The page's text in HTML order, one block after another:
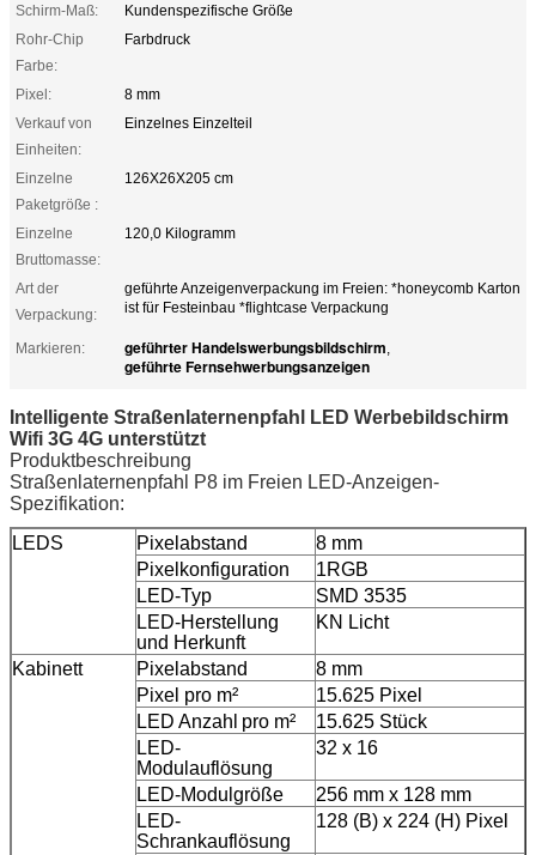
Schirm-Maß:
Kundenspezifische Größe
Rohr-Chip
Farbe:
Farbdruck
Pixel:
8 mm
Verkauf von
Einheiten:
Einzelnes Einzelteil
Einzelne
Paketgröße :
126X26X205 cm
Einzelne
Bruttomasse:
120,0 Kilogramm
Art der
Verpackung:
geführte Anzeigenverpackung im Freien: *honeycomb Karton
ist für Festeinbau *flightcase Verpackung
Markieren: geführter Handelswerbungsbildschirm,
geführte Fernsehwerbungsanzeigen
Intelligente Straßenlaternenpfahl LED Werbebildschirm
Wifi 3G 4G unterstützt
Produktbeschreibung
Straßenlaternenpfahl P8 im Freien LED-Anzeigen-
Spezifikation:
LEDS
Pixelabstand
8 mm
Pixelkonfiguration
1RGB
LED-Typ
SMD 3535
LED-Herstellung
und Herkunft
KN Licht
Kabinett Pixelabstand
8 mm
Pixel pro m²
15.625 Pixel
LED Anzahl pro m²
15.625 Stück
LED-
Modulauflösung
32 x 16
LED-Modulgröße
256 mm x 128 mm
LED-
Schrankauflösung
128 (B) x 224 (H) Pixel